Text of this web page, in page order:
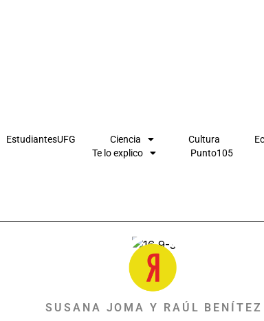
EstudiantesUFG Ciencia Cultura
Te lo explico
Punto105
SUSANA JOMA Y RAÚL BENÍTEZ